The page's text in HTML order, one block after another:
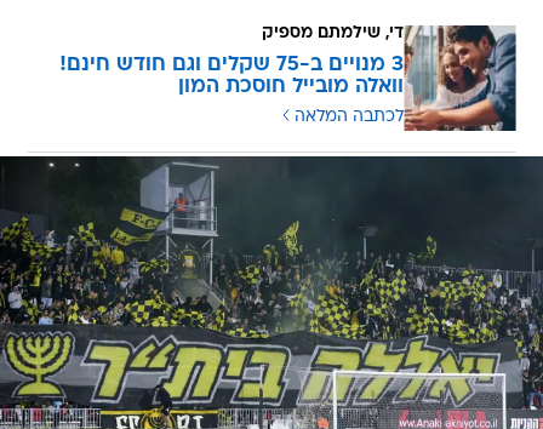
די, שילמתם מספיק
3 מנויים ב-75 שקלים וגם חודש חינם!
וואלה מובייל חוסכת המון
לכתבה המלאה